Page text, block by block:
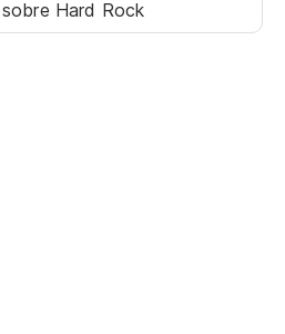
Hard Rock